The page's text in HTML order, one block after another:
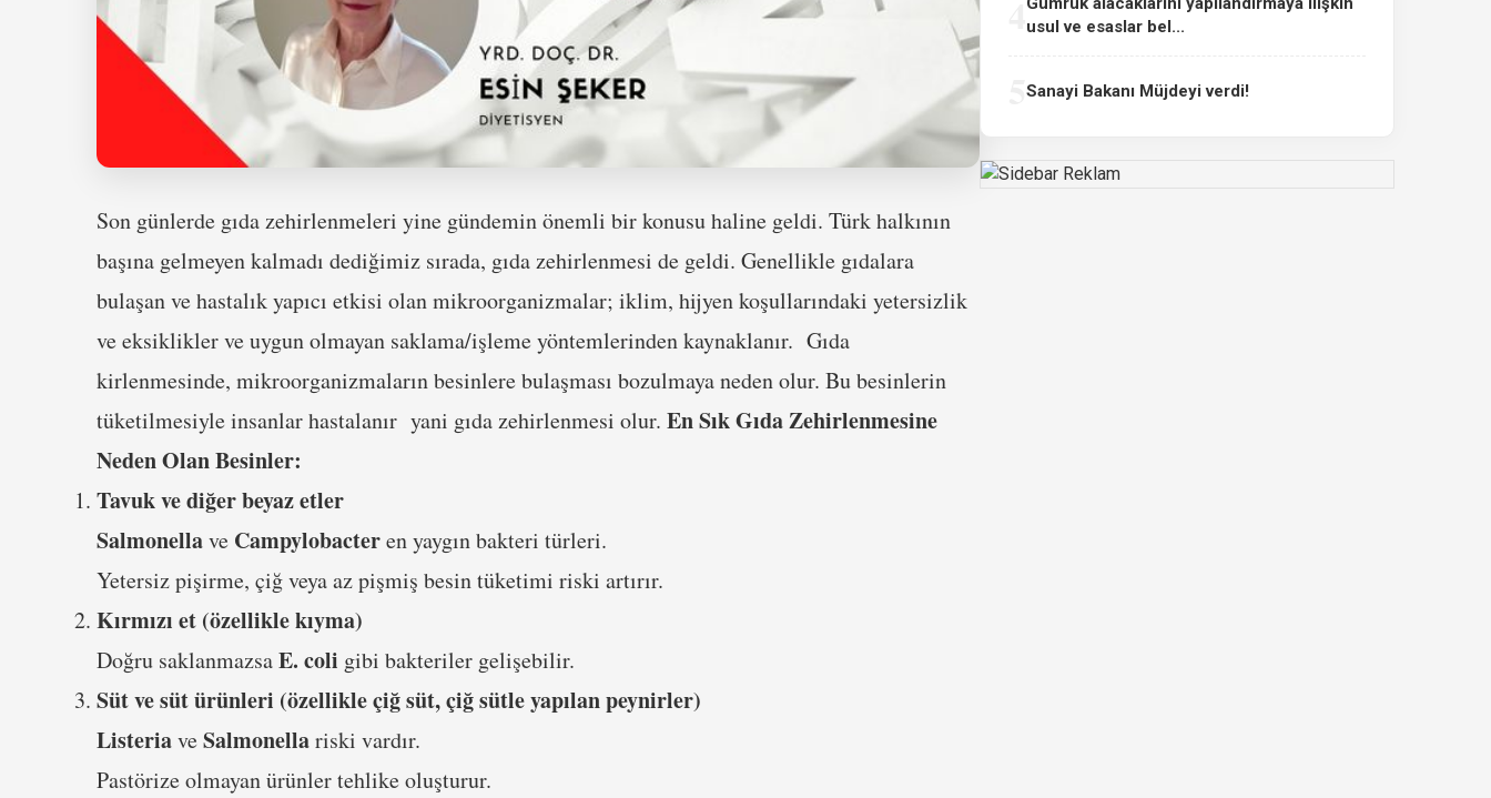
Son günlerde gıda zehirlenmeleri yine gündemin önemli bir konusu haline geldi. Türk halkının
başına gelmeyen kalmadı dediğimiz sırada, gıda zehirlenmesi de geldi. Genellikle gıdalara
bulaşan ve hastalık yapıcı etkisi olan mikroorganizmalar; iklim, hijyen koşullarındaki yetersizlik
ve eksiklikler ve uygun olmayan saklama/işleme yöntemlerinden kaynaklanır. Gıda
kirlenmesinde, mikroorganizmaların besinlere bulaşması bozulmaya neden olur. Bu besinlerin
tüketilmesiyle insanlar hastalanır yani gıda zehirlenmesi olur. En Sık Gıda Zehirlenmesine
Neden Olan Besinler:
Tavuk ve diğer beyaz etler
Salmonellave Campylobacteren yaygın bakteri türleri.
Yetersiz pişirme, çiğ veya az pişmiş besin tüketimi riski artırır.
Kırmızı et (özellikle kıyma)
Doğru saklanmazsaE. coli gibi bakteriler gelişebilir.
Süt ve süt ürünleri (özellikle çiğ süt, çiğ sütle yapılan peynirler)
ListeriaveSalmonellariski vardır.
Pastörize olmayan ürünler tehlike oluşturur.
usul ve esaslar bel...
Sanayi Bakanı Müjdeyi verdi!